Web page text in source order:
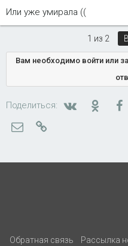
Или уже умирала ((
1 из 2
Вам необходимо войти или
Поделиться: Вконтакте
Электронная почта
Обратная связь Рассылка